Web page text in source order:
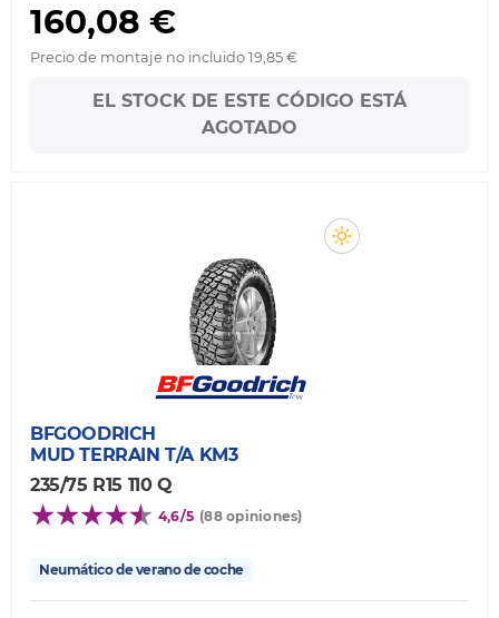
160,08 €
Precio de montaje no incluido 19,85 €
EL STOCK DE ESTE CÓDIGO ESTÁ
AGOTADO
BFGOODRICH
MUD TERRAIN T/A KM3
235/75 R15 110 Q
4,6/5 (88 opiniones)
Neumático de verano de coche